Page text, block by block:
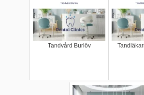
Tandvård Burlöv